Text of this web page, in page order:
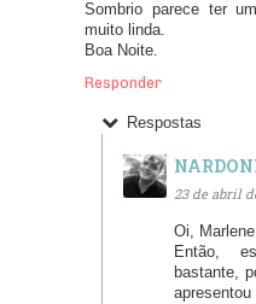
Sombrio parece ter
muito linda.
Boa Noite.
Responder
Respostas
23 de abril
Oi,
Então,
bastante,